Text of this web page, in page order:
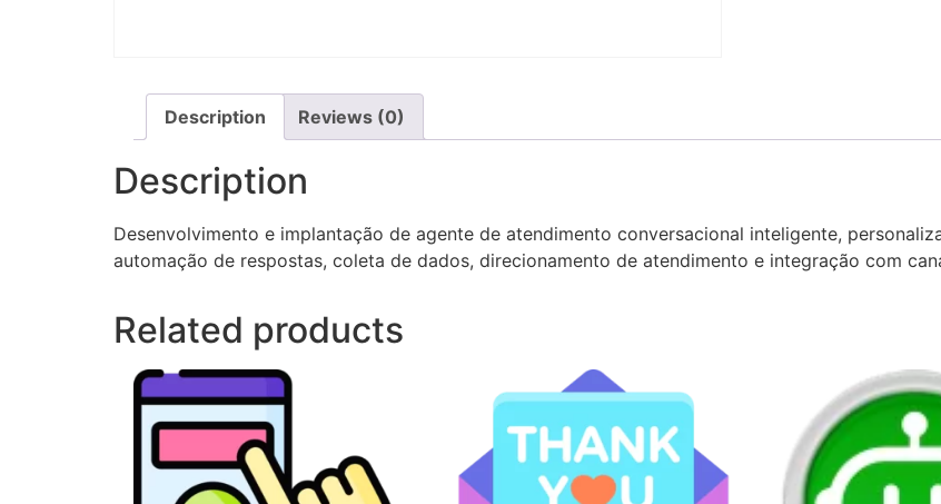
Description Reviews (0)
Description
Desenvolvimento e implantação de agente de atendimento conversacional inteligente,
automação de respostas, coleta de dados, direcionamento de atendimento e integração com
Related products